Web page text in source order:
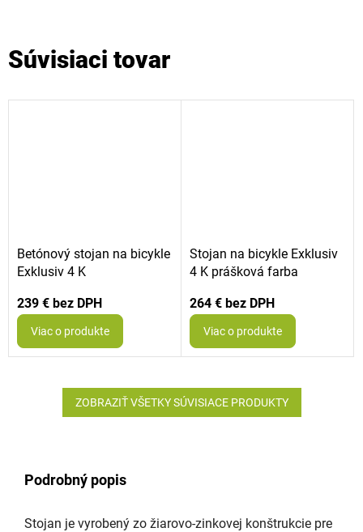
Súvisiaci tovar
Betónový stojan na bicykle
Exklusiv 4 K
239 €
Viac o produkte
Stojan na bicykle Exklusiv
4 K prášková farba
264 €
Viac o produkte
ZOBRAZIŤ VŠETKY SÚVISIACE PRODUKTY
Podrobný popis
Stojan je vyrobený zo žiarovo-zinkovej konštrukcie pre